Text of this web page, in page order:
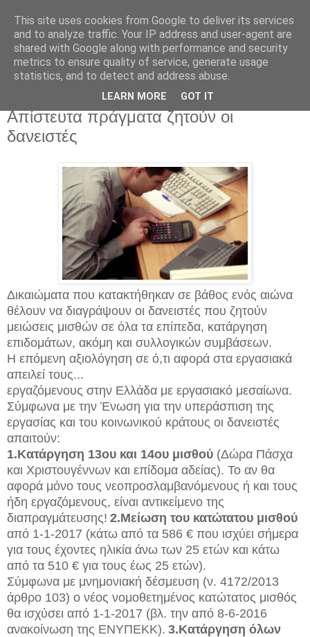
Τρίτη 14 Ιουνίου 2016
Ξεχάστε τους μισθούς που ξέρατε!
Απίστευτα πράγματα ζητούν οι
δανειστές
Δικαιώματα που κατακτήθηκαν σε βάθος ενός αιώνα
θέλουν να διαγράψουν οι δανειστές που ζητούν
μειώσεις μισθών σε όλα τα επίπεδα, κατάργηση
επιδομάτων, ακόμη και συλλογικών συμβάσεων.
Η επόμενη αξιολόγηση σε ό,τι αφορά στα εργασιακά
απειλεί τους...
εργαζόμενους στην Ελλάδα με εργασιακό μεσαίωνα.
Σύμφωνα με την Ένωση για την υπεράσπιση της
εργασίας και του κοινωνικού κράτους οι δανειστές
απαιτούν:
1.Κατάργηση 13ου και 14ου μισθού (Δώρα Πάσχα
και Χριστουγέννων και επίδομα αδείας). Το αν θα
αφορά μόνο τους νεοπροσλαμβανόμενους ή και τους
ήδη εργαζόμενους, είναι αντικείμενο της
διαπραγμάτευσης! 2.Μείωση του κατώτατου μισθού
από 1-1-2017 (κάτω από τα 586 € που ισχύει σήμερα
για τους έχοντες ηλικία άνω των 25 ετών και κάτω
από τα 510 € για τους έως 25 ετών).
Σύμφωνα με μνημονιακή δέσμευση (ν. 4172/2013
άρθρο 103) ο νέος νομοθετημένος κατώτατος μισθός
θα ισχύσει από 1-1-2017 (βλ. την από 8-6-2016
ανακοίνωση της ΕΝΥΠΕΚΚ). 3.Κατάργηση όλων
This site uses cookies from Google to deliver its services
and to analyze traffic. Your IP address and user-agent are
shared with Google along with performance and security
metrics to ensure quality of service, generate usage
statistics, and to detect and address abuse.
LEARN MORE GOT IT